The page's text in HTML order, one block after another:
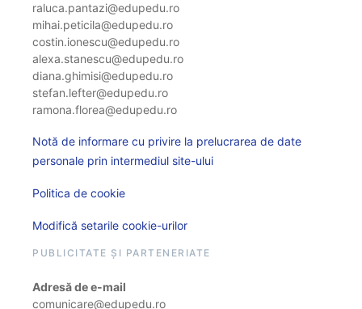
raluca.pantazi@edupedu.ro
mihai.peticila@edupedu.ro
costin.ionescu@edupedu.ro
alexa.stanescu@edupedu.ro
diana.ghimisi@edupedu.ro
stefan.lefter@edupedu.ro
ramona.florea@edupedu.ro
Notă de informare cu privire la prelucrarea de date
personale prin intermediul site-ului
Politica de cookie
Modifică setarile cookie-urilor
PUBLICITATE ȘI PARTENERIATE
Adresă de e-mail
comunicare@edupedu.ro